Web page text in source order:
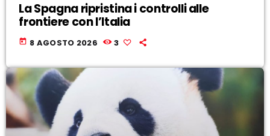
La Spagna ripristina i controlli alle
frontiere con l’Italia
today 8 AGOSTO 2026 3